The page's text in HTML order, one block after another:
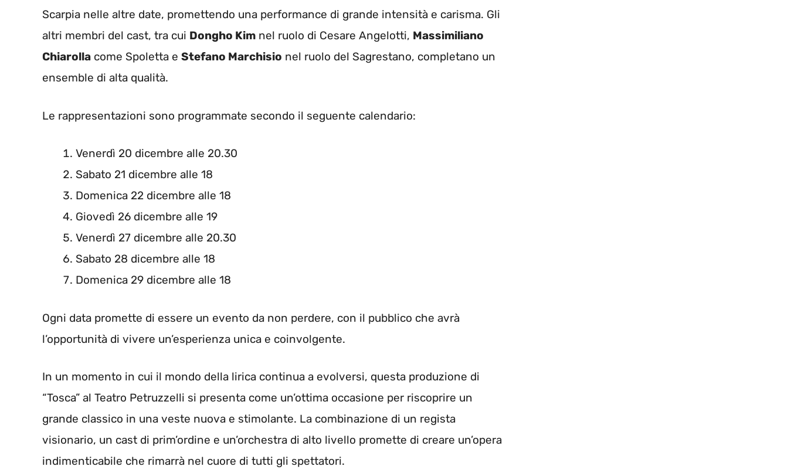
Scarpia nelle altre date, promettendo una performance di grande intensità e carisma. Gli
altri membri del cast, tra cui Dongho Kim nel ruolo di Cesare Angelotti, Massimiliano
Chiarolla come Spoletta e Stefano Marchisio nel ruolo del Sagrestano, completano un
ensemble di alta qualità.
Le rappresentazioni sono programmate secondo il seguente calendario:
Venerdì 20 dicembre alle 20.30
Sabato 21 dicembre alle 18
Domenica 22 dicembre alle 18
Giovedì 26 dicembre alle 19
Venerdì 27 dicembre alle 20.30
Sabato 28 dicembre alle 18
Domenica 29 dicembre alle 18
Ogni data promette di essere un evento da non perdere, con il pubblico che avrà
l’opportunità di vivere un’esperienza unica e coinvolgente.
In un momento in cui il mondo della lirica continua a evolversi, questa produzione di
“Tosca” al Teatro Petruzzelli si presenta come un’ottima occasione per riscoprire un
grande classico in una veste nuova e stimolante. La combinazione di un regista
visionario, un cast di prim’ordine e un’orchestra di alto livello promette di creare un’opera
indimenticabile che rimarrà nel cuore di tutti gli spettatori.